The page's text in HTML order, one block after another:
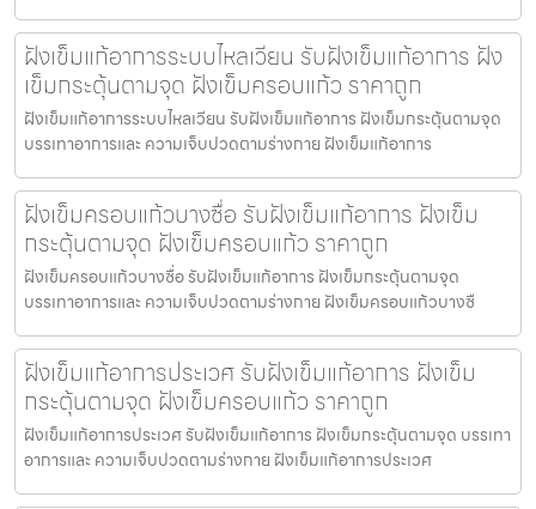
ฝังเข็มแก้อาการระบบไหลเวียน รับฝังเข็มแก้อาการ ฝัง
เข็มกระตุ้นตามจุด ฝังเข็มครอบแก้ว ราคาถูก
ฝังเข็มแก้อาการระบบไหลเวียน รับฝังเข็มแก้อาการ ฝังเข็มกระตุ้นตามจุด
บรรเทาอาการและ ความเจ็บปวดตามร่างกาย ฝังเข็มแก้อาการ
ฝังเข็มครอบแก้วบางซื่อ รับฝังเข็มแก้อาการ ฝังเข็ม
กระตุ้นตามจุด ฝังเข็มครอบแก้ว ราคาถูก
ฝังเข็มครอบแก้วบางซื่อ รับฝังเข็มแก้อาการ ฝังเข็มกระตุ้นตามจุด
บรรเทาอาการและ ความเจ็บปวดตามร่างกาย ฝังเข็มครอบแก้วบางซื
ฝังเข็มแก้อาการประเวศ รับฝังเข็มแก้อาการ ฝังเข็ม
กระตุ้นตามจุด ฝังเข็มครอบแก้ว ราคาถูก
ฝังเข็มแก้อาการประเวศ รับฝังเข็มแก้อาการ ฝังเข็มกระตุ้นตามจุด บรรเทา
อาการและ ความเจ็บปวดตามร่างกาย ฝังเข็มแก้อาการประเวศ